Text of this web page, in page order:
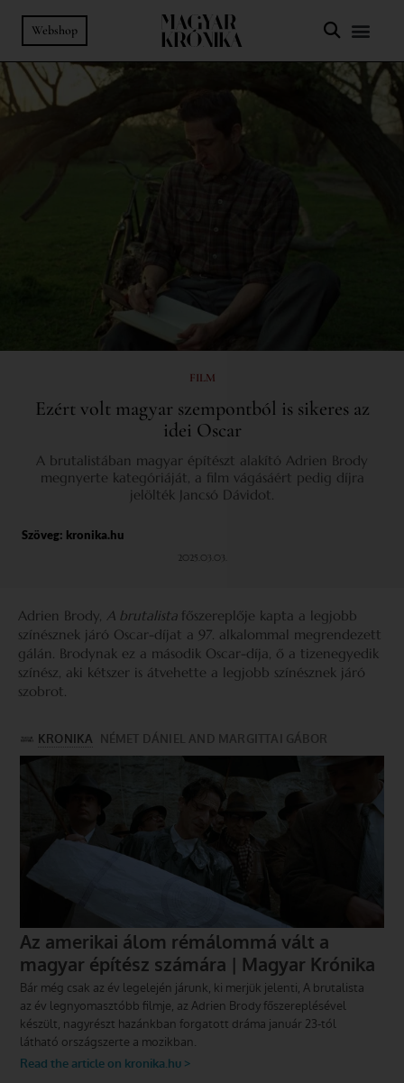
Webshop
FILM
Ezért volt magyar szempontból is sikeres az
idei Oscar
A brutalistában magyar építészt alakító Adrien Brody
megnyerte kategóriáját, a film vágásáért pedig díjra
jelölték Jancsó Dávidot.
Szöveg: kronika.hu
2025.03.03.
Adrien Brody, A brutalista főszereplője kapta a legjobb
színésznek járó Oscar-díjat a 97. alkalommal megrendezett
gálán. Brodynak ez a második Oscar-díja, ő a tizenegyedik
színész, aki kétszer is átvehette a legjobb színésznek járó
szobrot.